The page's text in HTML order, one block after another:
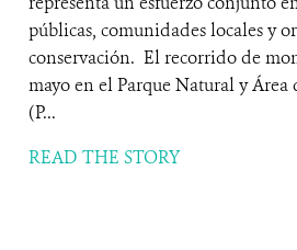
públicas, comunidades locales y
conservación. El recorrido de
mayo en el Parque Natural y
(P...
READ THE STORY